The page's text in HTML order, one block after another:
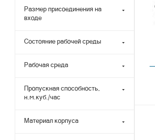
Размер присоединения на
входе
Состояние рабочей среды
Рабочая среда
Пропускная способность,
н.м.куб./час
Материал корпуса